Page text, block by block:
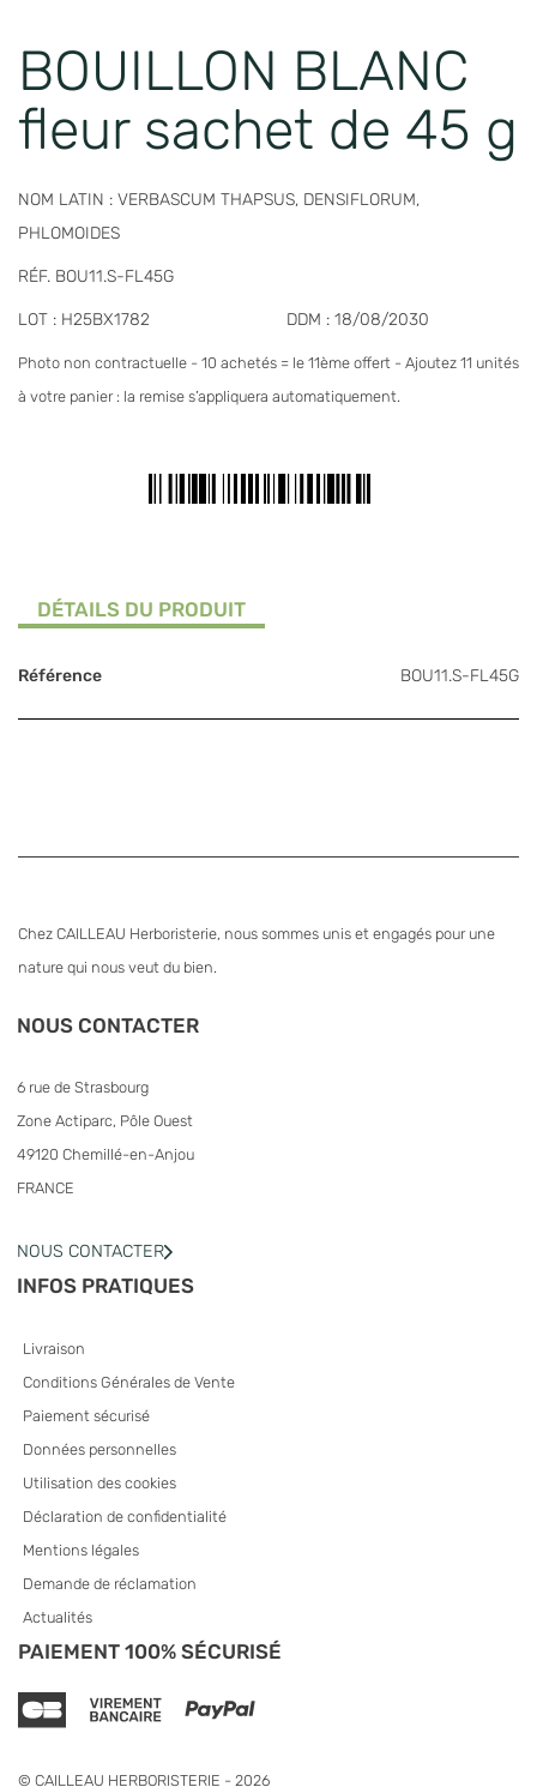
BOUILLON BLANC
fleur sachet de 45 g
NOM LATIN : VERBASCUM THAPSUS, DENSIFLORUM,
PHLOMOIDES
RÉF. BOU11.S-FL45G
LOT : H25BX1782 DDM : 18/08/2030
Photo non contractuelle - 10 achetés = le 11ème offert - Ajoutez 11 unités
à votre panier : la remise s’appliquera automatiquement.
DÉTAILS DU PRODUIT
Référence BOU11.S-FL45G
Chez CAILLEAU Herboristerie, nous sommes unis et engagés pour une
nature qui nous veut du bien.
NOUS CONTACTER
6 rue de Strasbourg
Zone Actiparc, Pôle Ouest
49120 Chemillé-en-Anjou
FRANCE
NOUS CONTACTER
INFOS PRATIQUES
Livraison
Conditions Générales de Vente
Paiement sécurisé
Données personnelles
Utilisation des cookies
Déclaration de confidentialité
Mentions légales
Demande de réclamation
Actualités
PAIEMENT 100% SÉCURISÉ
© CAILLEAU HERBORISTERIE - 2026